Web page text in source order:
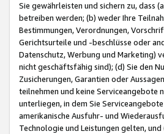
Sie gewährleisten und sichern zu, dass
betreiben werden; (b) weder Ihre
Bestimmungen, Verordnungen,
Gerichtsurteile und -beschlüsse oder
Datenschutz, Werbung und Marketing)
nicht geschäftsfähig sind); (d) Sie den
Zusicherungen, Garantien oder
teilnehmen und keine Serviceangebote
unterliegen, in dem Sie
amerikanische Ausfuhr- und
Technologie und Leistungen gelten,